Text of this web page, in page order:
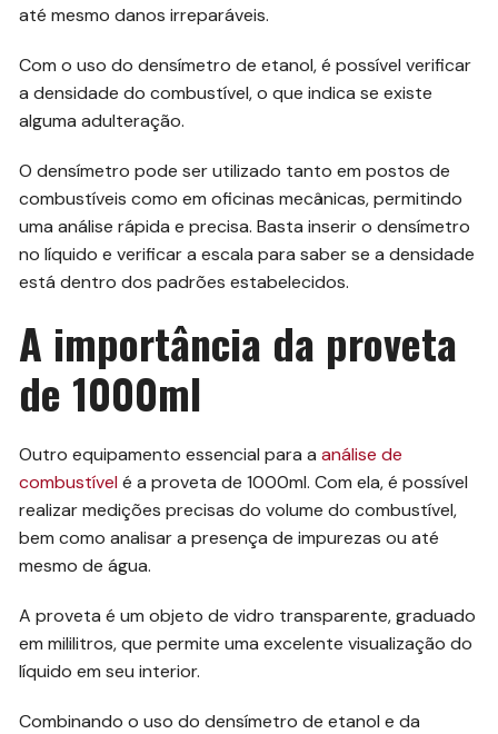
até mesmo danos irreparáveis.
Com o uso do densímetro de etanol, é possível verificar
a densidade do combustível, o que indica se existe
alguma adulteração.
O densímetro pode ser utilizado tanto em postos de
combustíveis como em oficinas mecânicas, permitindo
uma análise rápida e precisa. Basta inserir o densímetro
no líquido e verificar a escala para saber se a densidade
está dentro dos padrões estabelecidos.
A importância da proveta
de 1000ml
Outro equipamento essencial para aanálise de
combustível é a proveta de 1000ml. Com ela, é possível
realizar medições precisas do volume do combustível,
bem como analisar a presença de impurezas ou até
mesmo de água.
A proveta é um objeto de vidro transparente, graduado
em mililitros, que permite uma excelente visualização do
líquido em seu interior.
Combinando o uso do densímetro de etanol e da